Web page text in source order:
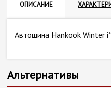
ОПИСАНИЕ
Автошина Hankook Winter
Альтернативы